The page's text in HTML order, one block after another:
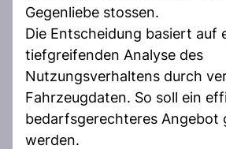
Gegenliebe stossen.
Die Entscheidung basiert auf
tiefgreifenden Analyse des
Nutzungsverhaltens durch
Fahrzeugdaten. So soll ein
bedarfsgerechteres Angebot
werden.